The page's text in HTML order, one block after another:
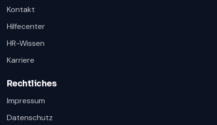
Kontakt
Hilfecenter
HR-Wissen
Karriere
Rechtliches
Impressum
Datenschutz